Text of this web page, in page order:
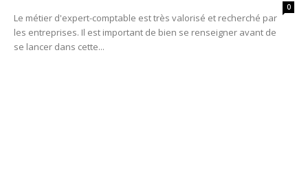
0
Le métier d'expert-comptable est très valorisé et recherché par
les entreprises. Il est important de bien se renseigner avant de
se lancer dans cette...